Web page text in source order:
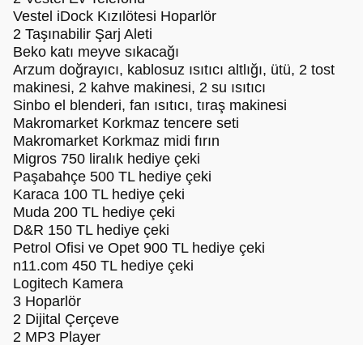
Vestel iDock Kızılötesi Hoparlör
2 Taşınabilir Şarj Aleti
Beko katı meyve sıkacağı
Arzum doğrayıcı, kablosuz ısıtıcı altlığı, ütü, 2 tost
makinesi, 2 kahve makinesi, 2 su ısıtıcı
Sinbo el blenderi, fan ısıtıcı, tıraş makinesi
Makromarket Korkmaz tencere seti
Makromarket Korkmaz midi fırın
Migros 750 liralık hediye çeki
Paşabahçe 500 TL hediye çeki
Karaca 100 TL hediye çeki
Muda 200 TL hediye çeki
D&R 150 TL hediye çeki
Petrol Ofisi ve Opet 900 TL hediye çeki
n11.com 450 TL hediye çeki
Logitech Kamera
3 Hoparlör
2 Dijital Çerçeve
2 MP3 Player